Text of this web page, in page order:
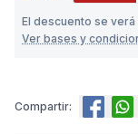
El descuento se
Ver bases y
Compartir: